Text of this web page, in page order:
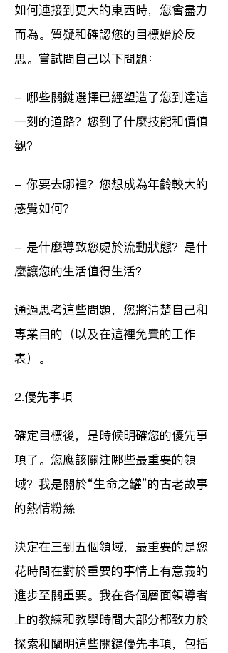
如何連接到更大的東西時，您會盡力
而為。質疑和確認您的目標始於反
思。嘗試問自己以下問題：
- 哪些關鍵選擇已經塑造了您到達這
一刻的道路？您到了什麼技能和價值
觀？
- 你要去哪裡？您想成為年齡較大的
感覺如何？
- 是什麼導致您處於流動狀態？是什
麼讓您的生活值得生活？
通過思考這些問題，您將清楚自己和
專業目的（以及在這裡免費的工作
表）。
2.優先事項
確定目標後，是時候明確您的優先事
項了。您應該關注哪些最重要的領
域？我是關於“生命之罐”的古老故事
的熱情粉絲
決定在三到五個領域，最重要的是您
花時間在對於重要的事情上有意義的
進步至關重要。我在各個層面領導者
上的教練和教學時間大部分都致力於
探索和闡明這些關鍵優先事項，包括